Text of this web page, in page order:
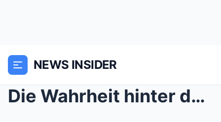
NEWS INSIDER
Die Wahrheit hinter der Ehe von Prinzessin Victori...